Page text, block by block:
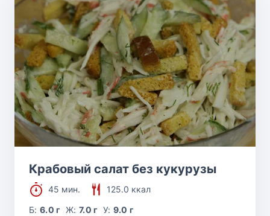
Крабовый салат без кукурузы
45 мин.
125.0 ккал
Б:6.0 г Ж: 7.0 г У: 9.0 г